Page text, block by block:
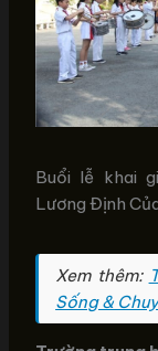
Buổi lễ khai
Lương Định
Xem thêm:
Sống &